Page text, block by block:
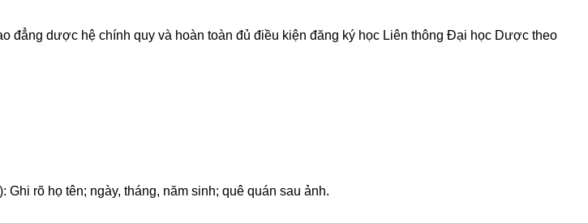
đẳng dược hệ chính quy và hoàn toàn đủ điều kiện đăng ký học Liên thông Đại học Dược theo
rõ họ tên; ngày, tháng, năm sinh; quê quán sau ảnh.